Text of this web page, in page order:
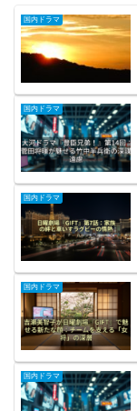
国内ドラマ
国内ドラマ
国内ドラマ
国内ドラマ
国内ドラマ